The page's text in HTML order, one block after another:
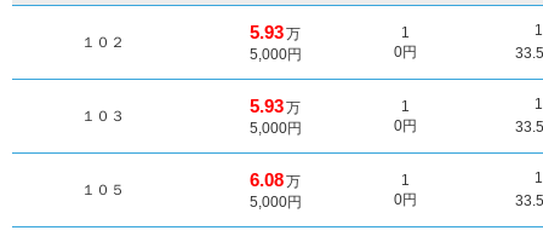
１０２ 5.93万
5,000円
1
0円
１０３ 5.93万
5,000円
1
0円
１０５ 6.08万
5,000円
1
0円